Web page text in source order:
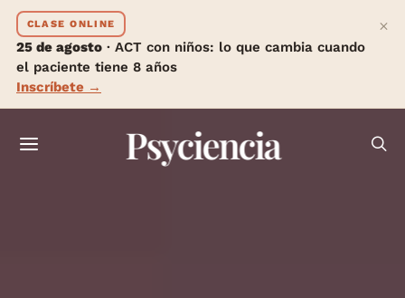
CLASE ONLINE
25 de agosto · ACT con niños: lo que cambia cuando
el paciente tiene 8 años
Inscríbete →
×
Psyciencia